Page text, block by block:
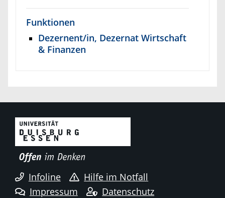
Funktionen
Dezernent/in, Dezernat Wirtschaft
& Finanzen
Infoline
Hilfe im Notfall
Impressum
Datenschutz